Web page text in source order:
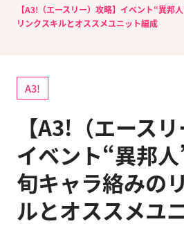
【A3!（エースリー）攻略】イベント“異邦
リンクスキルとオススメユニット編成
A3!
【A3!（エースリ
イベント“異邦
旬キャラ絡みの
ルとオススメユ